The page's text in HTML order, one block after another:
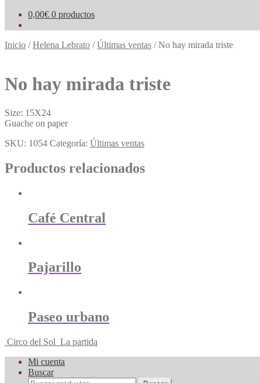
0,00€ 0 productos
Inicio /Helena Lebrato /Últimas ventas /No hay mirada triste
No hay mirada triste
Size: 15X24
Guache on paper
SKU: 1054 Categoría: Últimas ventas
Productos relacionados
Café Central
Pajarillo
Paseo urbano
Circo del Sol La partida
Mi cuenta
Buscar